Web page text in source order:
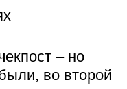
– но
во второй